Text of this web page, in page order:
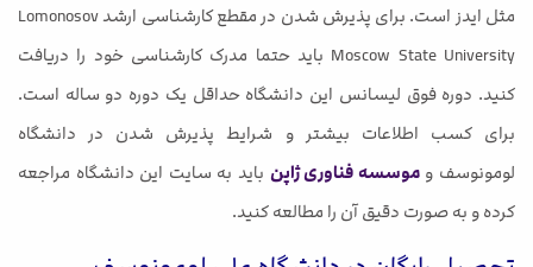
مثل ایدز است. برای پذیرش شدن در مقطع کارشناسی ارشد Lomonosov
Moscow State University باید حتما مدرک کارشناسی خود را دریافت
کنید. دوره فوق لیسانس این دانشگاه حداقل یک دوره دو ساله است.
برای کسب اطلاعات بیشتر و شرایط پذیرش شدن در دانشگاه
لومونوسف وموسسه فناوری ژاپن باید به سایت این دانشگاه مراجعه
کرده و به صورت دقیق آن را مطالعه کنید.